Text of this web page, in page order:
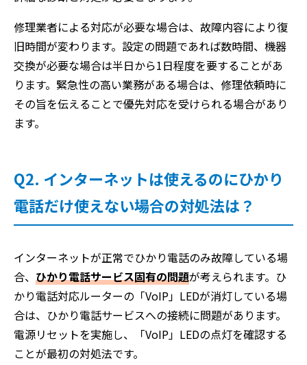
修理業者による対応が必要な場合は、故障内容により復
旧時間が変わります。設定の問題であれば数時間、機器
交換が必要な場合は半日から1日程度を要することがあ
ります。緊急性の高い業務がある場合は、修理依頼時に
その旨を伝えることで優先対応を受けられる場合があり
ます。
Q2. インターネットは使えるのにひかり
電話だけ使えない場合の対処法は？
インターネットが正常でひかり電話のみ故障している場
合、 ひかり電話サービス固有の問題が考えられます。ひ
かり電話対応ルーターの「VoIP」LEDが消灯している場
合は、ひかり電話サービスへの接続に問題があります。
電源リセットを実施し、「VoIP」LEDの点灯を確認する
ことが最初の対処法です。